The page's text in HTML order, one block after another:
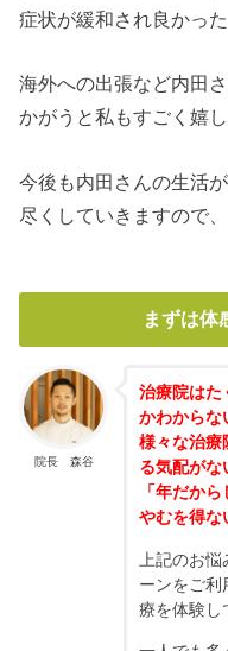
症状が緩和され良かった
海外への出張など内田
かがうと私もすごく嬉し
今後も内田さんの生活
尽くしていきますので
まずは体
院長 森谷
治療院はた
かわからな
様々な治療
る気配がな
「年だか
やむを得な
上記のお
ーンをご利
療を体験し